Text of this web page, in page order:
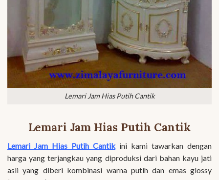
Lemari Jam Hias Putih Cantik
Lemari Jam Hias Putih Cantik
Lemari Jam Hias Putih Cantikini kami tawarkan dengan
harga yang terjangkau yang diproduksi dari bahan kayu jati
asli yang diberi kombinasi warna putih dan emas glossy